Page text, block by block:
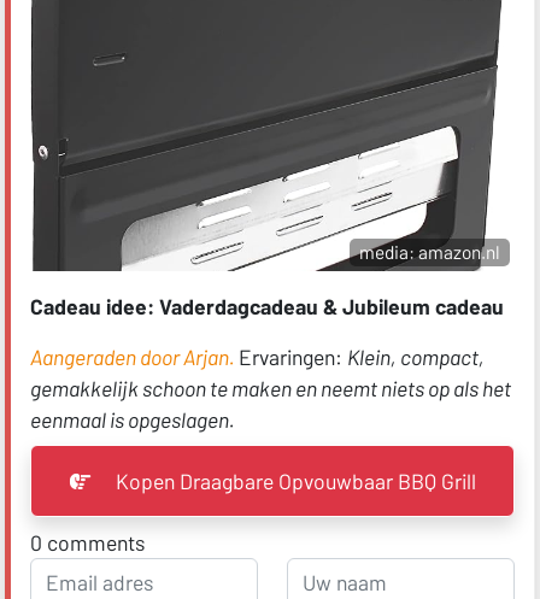
media: amazon.nl
Cadeau idee: Vaderdagcadeau & Jubileum cadeau
Aangeraden door Arjan. Ervaringen: Klein, compact,
gemakkelijk schoon te maken en neemt niets op als het
eenmaal is opgeslagen.
Kopen Draagbare Opvouwbaar BBQ Grill
0 comments